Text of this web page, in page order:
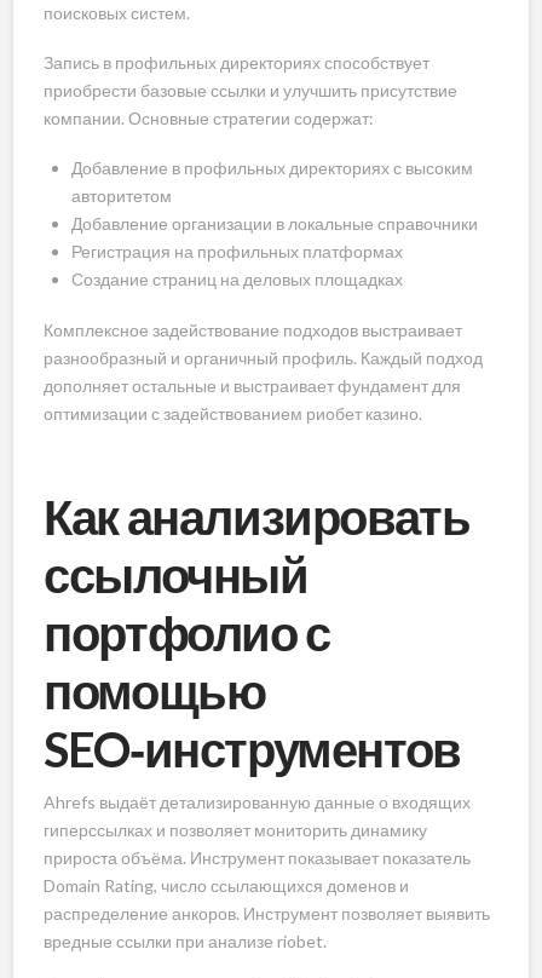
поисковых систем.
Запись в профильных директориях способствует
приобрести базовые ссылки и улучшить присутствие
компании. Основные стратегии содержат:
Добавление в профильных директориях с высоким
авторитетом
Добавление организации в локальные справочники
Регистрация на профильных платформах
Создание страниц на деловых площадках
Комплексное задействование подходов выстраивает
разнообразный и органичный профиль. Каждый подход
дополняет остальные и выстраивает фундамент для
оптимизации с задействованием риобет казино.
Как анализировать
ссылочный
портфолио с
помощью
SEO‑инструментов
Ahrefs выдаёт детализированную данные о входящих
гиперссылках и позволяет мониторить динамику
прироста объёма. Инструмент показывает показатель
Domain Rating, число ссылающихся доменов и
распределение анкоров. Инструмент позволяет выявить
вредные ссылки при анализе riobet.